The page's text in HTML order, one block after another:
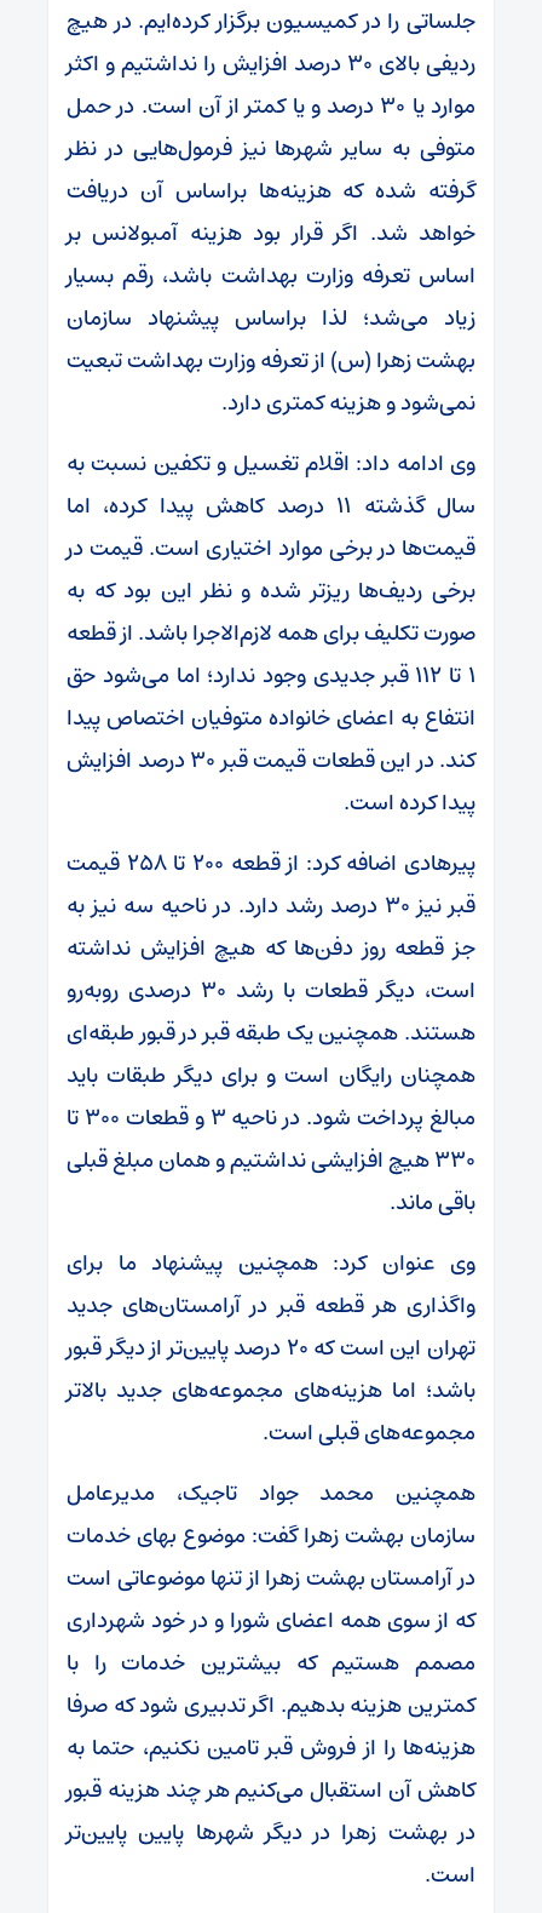
جلساتی را در کمیسیون برگزار کرده‌ایم. در هیچ
ردیفی بالای ۳۰ درصد افزایش را نداشتیم و اکثر
موارد یا ۳۰ درصد و یا کمتر از آن است. در حمل
متوفی به سایر شهر‌ها نیز فرمول‌هایی در نظر
گرفته شده که هزینه‌ها براساس آن دریافت
خواهد شد. اگر قرار بود هزینه آمبولانس بر
اساس تعرفه وزارت بهداشت باشد، رقم بسیار
زیاد می‌شد؛ لذا براساس پیشنهاد سازمان
بهشت زهرا (س) از تعرفه وزارت بهداشت تبعیت
نمی‌شود و هزینه کمتری دارد.
وی ادامه داد: اقلام تغسیل و تکفین نسبت به
سال گذشته ۱۱ درصد کاهش پیدا کرده، اما
قیمت‌ها در برخی موارد اختیاری است. قیمت در
برخی ردیف‌ها ریزتر شده و نظر این بود که به
صورت تکلیف برای همه لازم‌الاجرا باشد. از قطعه
۱ تا ۱۱۲ قبر جدیدی وجود ندارد؛ اما می‌شود حق
انتفاع به اعضای خانواده متوفیان اختصاص پیدا
کند. در این قطعات قیمت قبر ۳۰ درصد افزایش
پیدا کرده است.
پیرهادی اضافه کرد: از قطعه ۲۰۰ تا ۲۵۸ قیمت
قبر نیز ۳۰ درصد رشد دارد. در ناحیه سه نیز به
جز قطعه روز دفن‌ها که هیچ افزایش نداشته
است، دیگر قطعات با رشد ۳۰ درصدی روبه‌رو
هستند. همچنین یک طبقه قبر در قبور طبقه‌ای
همچنان رایگان است و برای دیگر طبقات باید
مبالغ پرداخت شود. در ناحیه ۳ و قطعات ۳۰۰ تا
۳۳۰ هیچ افزایشی نداشتیم و همان مبلغ قبلی
باقی ماند.
وی عنوان کرد: همچنین پیشنهاد ما برای
واگذاری هر قطعه قبر در آرامستان‌های جدید
تهران این است که ۲۰ درصد پایین‌تر از دیگر قبور
باشد؛ اما هزینه‌های مجموعه‌های جدید بالاتر
مجموعه‌های قبلی است.
همچنین محمد جواد تاجیک، مدیرعامل
سازمان بهشت زهرا گفت: موضوع بهای خدمات
در آرامستان بهشت زهرا از تنها موضوعاتی است
که از سوی همه اعضای شورا و در خود شهرداری
مصمم هستیم که بیشترین خدمات را با
کمترین هزینه بدهیم. اگر تدبیری شود که صرفا
هزینه‌ها را از فروش قبر تامین نکنیم، حتما به
کاهش آن استقبال می‌کنیم هر چند هزینه قبور
در بهشت زهرا در دیگر شهر‌ها پایین پایین‌تر
است.